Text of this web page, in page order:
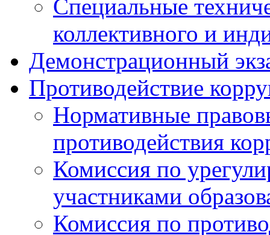
Специальные
коллективного и
Демонстрационный
Противодействие
Нормативные
противодействия
Комиссия по
участниками
Комиссия по